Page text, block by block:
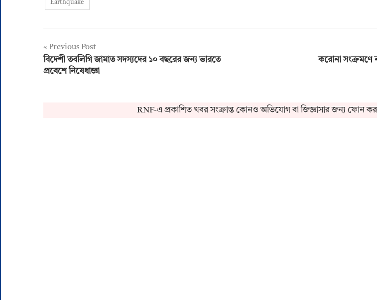
Earthquake
Post
navigation
Previous Post
বিদেশী তবলিগি জামাত সদস্যদের ১০ বছরের জন্য ভারতে
প্রবেশে নিষেধাজ্ঞা
করোনা সংক্রমণে
RNF-এ প্রকাশিত খবর সংক্রান্ত কোনও অভিযোগ বা জিজ্ঞাসার জন্য ফোন করুন